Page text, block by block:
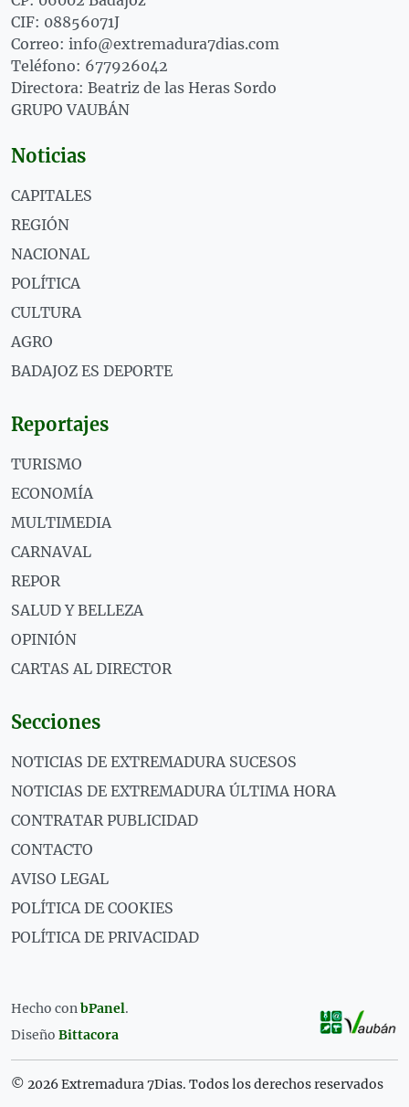
CIF: 08856071J
Correo: info@extremadura7dias.com
Teléfono: 677926042
Directora: Beatriz de las Heras Sordo
GRUPO VAUBÁN
Noticias
CAPITALES
REGIÓN
NACIONAL
POLÍTICA
CULTURA
AGRO
BADAJOZ ES DEPORTE
Reportajes
TURISMO
ECONOMÍA
MULTIMEDIA
CARNAVAL
REPOR
SALUD Y BELLEZA
OPINIÓN
CARTAS AL DIRECTOR
Secciones
NOTICIAS DE EXTREMADURA SUCESOS
NOTICIAS DE EXTREMADURA ÚLTIMA HORA
CONTRATAR PUBLICIDAD
CONTACTO
AVISO LEGAL
POLÍTICA DE COOKIES
POLÍTICA DE PRIVACIDAD
Hecho conbPanel.
Diseño Bittacora
© 2026 Extremadura 7Dias. Todos los derechos reservados